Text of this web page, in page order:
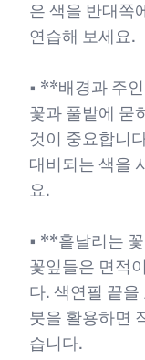
은 색을 반대쪽
연습해 보세요.
• **배경과 주
꽃과 풀밭에 묻
것이 중요합니
대비되는 색을
요.
• **흩날리는
꽃잎들은 면적
다. 색연필 끝
붓을 활용하면
습니다.